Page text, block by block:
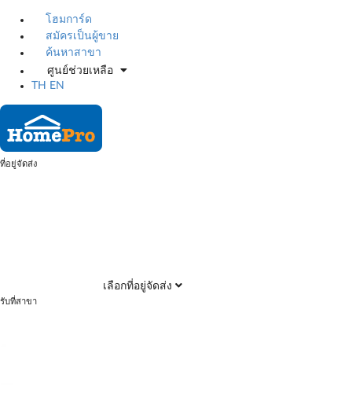
โฮมการ์ด
สมัครเป็นผู้ขาย
ค้นหาสาขา
ศูนย์ช่วยเหลือ
TH
EN
ที่อยู่จัดส่ง
เลือกที่อยู่จัดส่ง
รับที่สาขา